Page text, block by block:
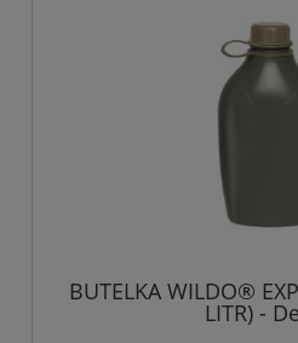
BUTELKA WILDO®
LITR) -